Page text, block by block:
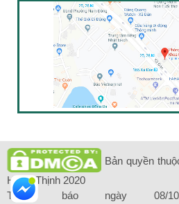
Bản quyền
Hưng Thịnh 2020
Thông báo ngày 08/